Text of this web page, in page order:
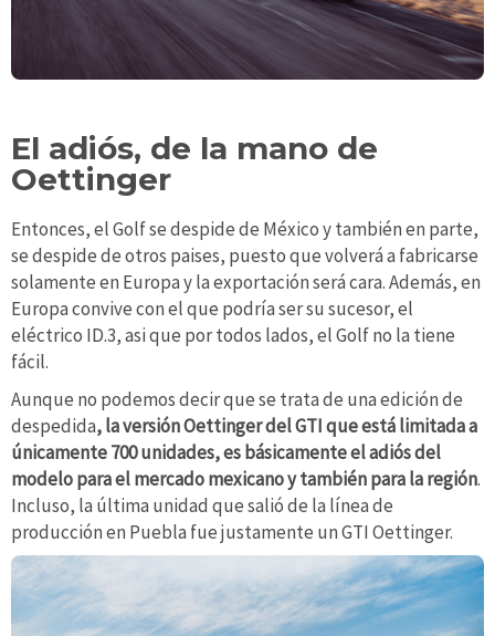
El adiós, de la mano de
Oettinger
Entonces, el Golf se despide de México y también en parte,
se despide de otros paises, puesto que volverá a fabricarse
solamente en Europa y la exportación será cara. Además, en
Europa convive con el que podría ser su sucesor, el
eléctrico ID.3, asi que por todos lados, el Golf no la tiene
fácil.
Aunque no podemos decir que se trata de una edición de
despedida, la versión Oettinger del GTI que está limitada a
únicamente 700 unidades, es básicamente el adiós del
modelo para el mercado mexicano y también para la región.
Incluso, la última unidad que salió de la línea de
producción en Puebla fue justamente un GTI Oettinger.